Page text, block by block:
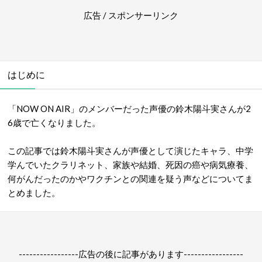
広告 / スポンサーリンク
はじめに
「NOW ON AIR」のメンバーだった声優の鈴木陽斗実さんが2
6歳で亡くなりました。
この記事では鈴木陽斗実さんが声優として演じたキャラ、中学
学んでいたクラリネット、家族や結婚、死因の癌や病気療養、
何がんだったのかやワクチンとの関連を疑う声などについてま
とめました。
-----------------広告の後に記事があります-----------------